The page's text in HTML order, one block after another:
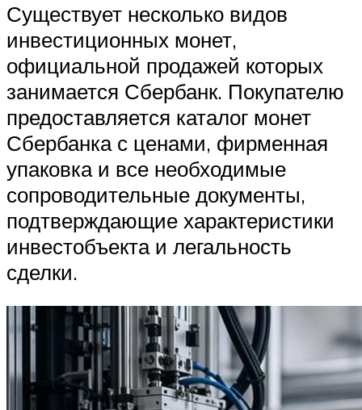
Существует несколько видов
инвестиционных монет,
официальной продажей которых
занимается Сбербанк. Покупателю
предоставляется каталог монет
Сбербанка с ценами, фирменная
упаковка и все необходимые
сопроводительные документы,
подтверждающие характеристики
инвестобъекта и легальность
сделки.